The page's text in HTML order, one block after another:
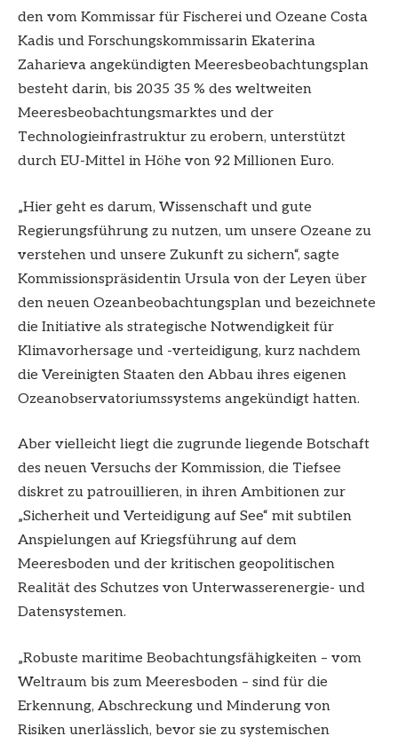
den vom Kommissar für Fischerei und Ozeane Costa
Kadis und Forschungskommissarin Ekaterina
Zaharieva angekündigten Meeresbeobachtungsplan
besteht darin, bis 2035 35 % des weltweiten
Meeresbeobachtungsmarktes und der
Technologieinfrastruktur zu erobern, unterstützt
durch EU-Mittel in Höhe von 92 Millionen Euro.
„Hier geht es darum, Wissenschaft und gute
Regierungsführung zu nutzen, um unsere Ozeane zu
verstehen und unsere Zukunft zu sichern“, sagte
Kommissionspräsidentin Ursula von der Leyen über
den neuen Ozeanbeobachtungsplan und bezeichnete
die Initiative als strategische Notwendigkeit für
Klimavorhersage und -verteidigung, kurz nachdem
die Vereinigten Staaten den Abbau ihres eigenen
Ozeanobservatoriumssystems angekündigt hatten.
Aber vielleicht liegt die zugrunde liegende Botschaft
des neuen Versuchs der Kommission, die Tiefsee
diskret zu patrouillieren, in ihren Ambitionen zur
„Sicherheit und Verteidigung auf See“ mit subtilen
Anspielungen auf Kriegsführung auf dem
Meeresboden und der kritischen geopolitischen
Realität des Schutzes von Unterwasserenergie- und
Datensystemen.
„Robuste maritime Beobachtungsfähigkeiten – vom
Weltraum bis zum Meeresboden – sind für die
Erkennung, Abschreckung und Minderung von
Risiken unerlässlich, bevor sie zu systemischen